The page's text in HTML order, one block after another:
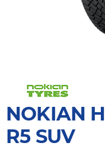
NOKIAN
R5 SUV